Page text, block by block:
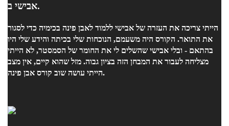
אבישי ב.
הייתי צריכה את העזרה של אבישי ללמוד לאבן פינה בכימיה כדי לסגור
את התואר. הקורס היה משעמם, הנוכחות שלי בכיתה והידע שלי היו
בהתאם - ובלי אבישי שהשלים לי את החומר של הסמסטר, לא הייתי
מצליחה לעבור את המבחן הזה בציון גבוה. מזל שהוא קיים, אין מצב
הייתי עושה שוב קורס אבן פינה.